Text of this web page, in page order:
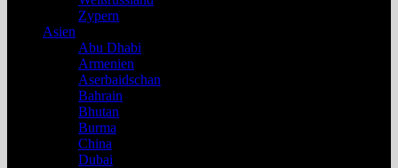
Zypern
Asien
Abu Dhabi
Armenien
Aserbaidschan
Bahrain
Bhutan
Burma
China
Dubai